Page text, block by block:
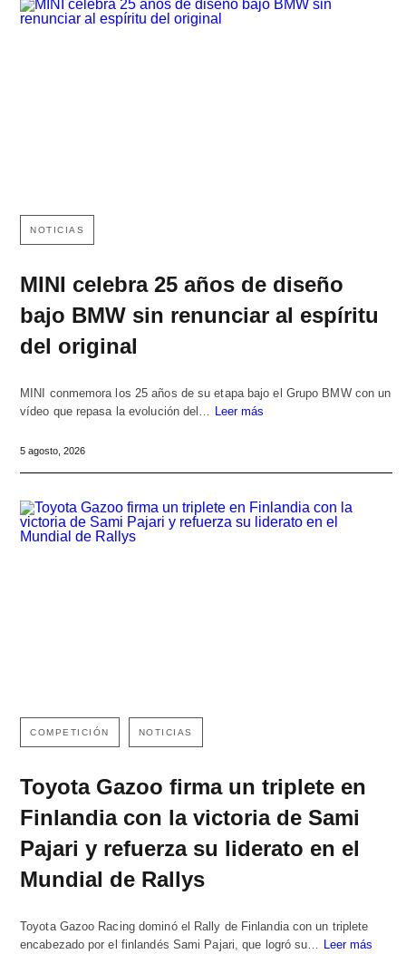
NOTICIAS
MINI celebra 25 años de diseño
bajo BMW sin renunciar al espíritu
del original
MINI conmemora los 25 años de su etapa bajo el Grupo BMW con un
vídeo que repasa la evolución del…
Leer más
5 agosto, 2026
COMPETICIÓN NOTICIAS
Toyota Gazoo firma un triplete en
Finlandia con la victoria de Sami
Pajari y refuerza su liderato en el
Mundial de Rallys
Toyota Gazoo Racing dominó el Rally de Finlandia con un triplete
encabezado por el finlandés Sami Pajari, que logró su… Leer más